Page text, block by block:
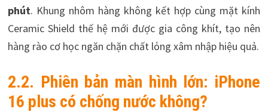
phút. Khung nhôm hàng không kết hợp cùng mặt kính
Ceramic Shield thế hệ mới được gia công khít, tạo nên
hàng rào cơ học ngăn chặn chất lỏng xâm nhập hiệu quả.
2.2. Phiên bản màn hình lớn: iPhone
16 plus có chống nước không?